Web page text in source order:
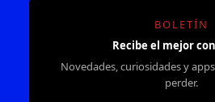
BOLETÍN
Recibe el mejor
Novedades, curiosidades y
perder.